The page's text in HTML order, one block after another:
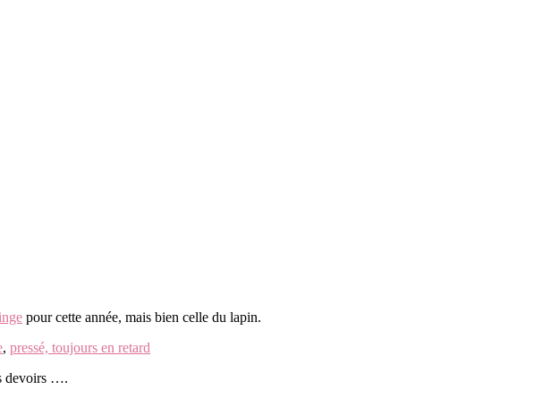
pour cette année, mais bien celle du lapin.
, pressé, toujours en retard
devoirs ….